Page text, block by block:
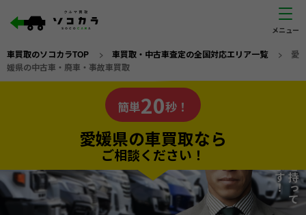
車買取のソコカラTOP > 車買取・中古車査定の全国対応エリア一覧> 愛
媛県の中古車・廃車・事故車買取
の車買取なら
ソコカラの 私たちが責任を持って
査定いたします！
簡単20秒！
愛媛県の車買取なら
ご相談ください！